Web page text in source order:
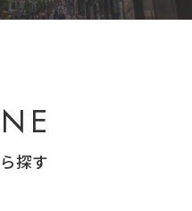
探す